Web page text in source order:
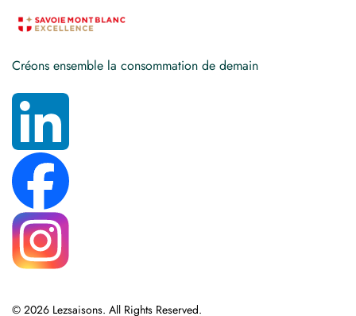
Créons ensemble la consommation de demain
© 2026 Lezsaisons. All Rights Reserved.